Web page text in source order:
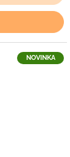
NOVINKA